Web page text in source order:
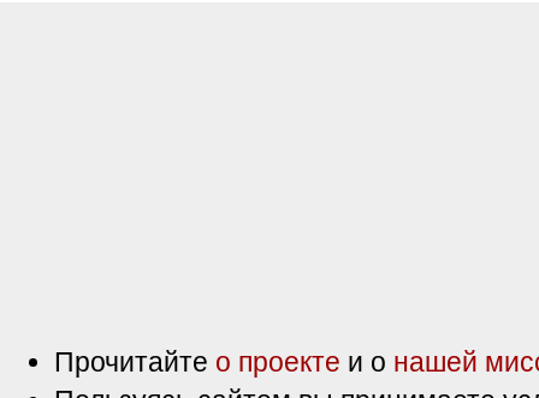
Прочитайте о проекте и о нашей